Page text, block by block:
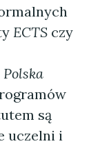
ECTS czy
Polska
są
uczelni i